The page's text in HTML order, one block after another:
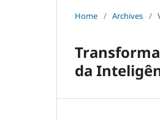
Home / Archives /
da